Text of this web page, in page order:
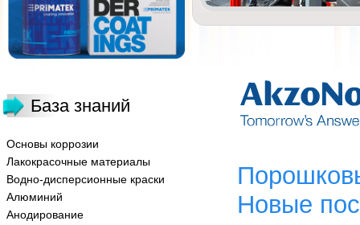
База знаний
Основы коррозии
Лакокрасочные материалы
Водно-дисперсионные краски
Алюминий
Анодирование
Новые